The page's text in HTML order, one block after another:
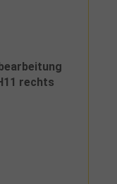
rechts